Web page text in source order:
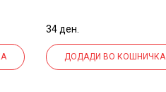
34 ден.
ДОДАДИ ВО КОШНИЧКА